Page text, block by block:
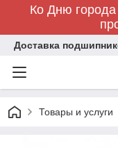
Ко Дню города
Доставка
Товары и услуги